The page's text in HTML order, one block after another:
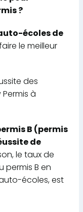
?
écoles de
le meilleur
des
à
B (permis
de
le taux de
permis B en
écoles, est